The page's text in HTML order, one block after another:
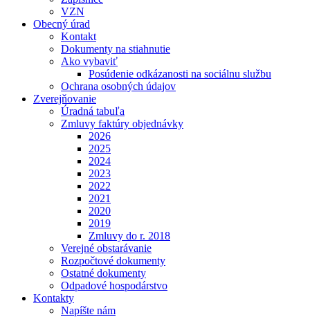
VZN
Obecný úrad
Kontakt
Dokumenty na stiahnutie
Ako vybaviť
Posúdenie odkázanosti na sociálnu službu
Ochrana osobných údajov
Zverejňovanie
Úradná tabuľa
Zmluvy faktúry objednávky
2026
2025
2024
2023
2022
2021
2020
2019
Zmluvy do r. 2018
Verejné obstarávanie
Rozpočtové dokumenty
Ostatné dokumenty
Odpadové hospodárstvo
Kontakty
Napíšte nám